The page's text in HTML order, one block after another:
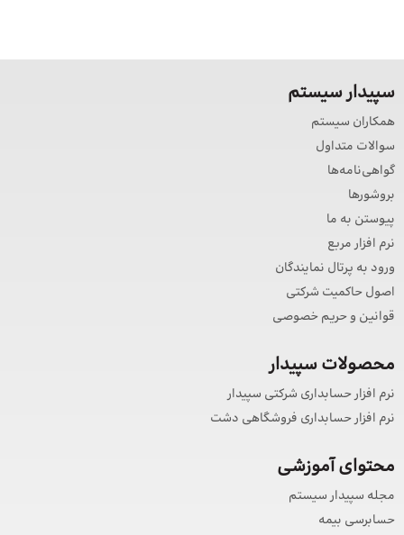
سپیدار سیستم
همکاران سیستم
سوالات متداول
گواهی‌نامه‌ها
بروشورها
پیوستن به ما
نرم افزار مربع
ورود به پرتال نمایندگان
اصول حاکمیت شرکتی
قوانین و حریم خصوصی
محصولات سپیدار
نرم افزار حسابداری شرکتی سپیدار
نرم افزار حسابداری فروشگاهی دشت
محتوای آموزشی
مجله سپیدار سیستم
حسابرسی بیمه